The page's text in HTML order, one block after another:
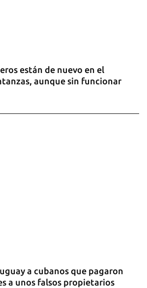
están de nuevo en el
aunque sin funcionar
a cubanos que pagaron
a unos falsos propietarios